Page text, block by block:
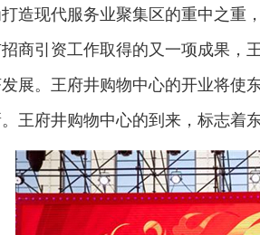
造现代服务业聚集区的重中之重
商引资工作取得的又一项成果，
展。王府井购物中心的开业将使
王府井购物中心的到来，标志着